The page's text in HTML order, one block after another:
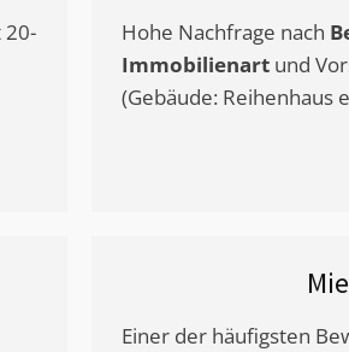
20-
Hohe Nachfrage nach
Immobilienart und
(Gebäude: Reihenhaus
Einer der häufigsten